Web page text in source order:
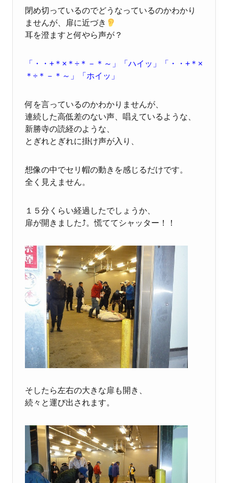
閉め切っているのでどうなっているのかわかり
ませんが、扉に近づき
耳を澄ますと何やら声が？
「・・+＊×＊÷＊－＊～」「ハイッ」「・・+＊×
＊÷＊－＊～」「ホイッ」
何を言っているのかわかりませんが、
連続した高低差のない声、唱えているような、
新勝寺の読経のような、
とぎれとぎれに掛け声が入り、
想像の中でセリ帽の動きを感じるだけです。
全く見えません。
１５分くらい経過したでしょうか、
扉が開きました⤴。慌ててシャッター！！
そしたら左右の大きな扉も開き、
続々と運び出されます。